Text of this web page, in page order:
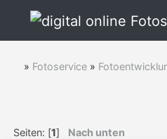
» Fotoservice »
Seiten: [1] Nach unten